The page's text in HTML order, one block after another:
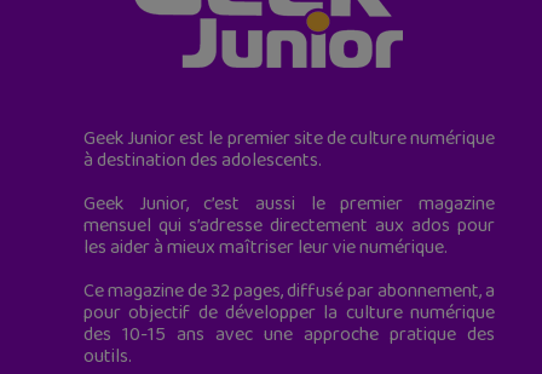
Geek Junior est le premier site de culture numérique
à destination des adolescents.
Geek Junior, c’est aussi le premier magazine
mensuel qui s’adresse directement aux ados pour
les aider à mieux maîtriser leur vie numérique.
Ce magazine de 32 pages, diffusé par abonnement, a
pour objectif de développer la culture numérique
des 10-15 ans avec une approche pratique des
outils.